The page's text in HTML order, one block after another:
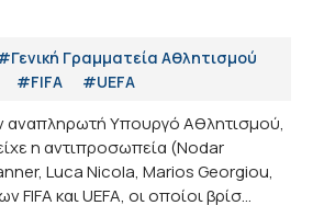
Γραμματεία Αθλητισμού
#FIFA #UEFA
αναπληρωτή Υπουργό Αθλητισμού,
η αντιπροσωπεία (Nodar
Luca Nicola, Marios Georgiou,
FIFA και UEFA, οι οποίοι βρίσ...